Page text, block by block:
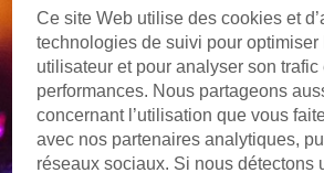
Ce site Web utilise des cookies et
technologies de suivi pour optimiser
utilisateur et pour analyser son trafic
performances. Nous partageons
concernant l’utilisation que vous
avec nos partenaires analytiques,
réseaux sociaux. Si nous détectons